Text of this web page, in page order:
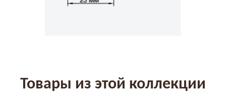
Товары из этой коллекции